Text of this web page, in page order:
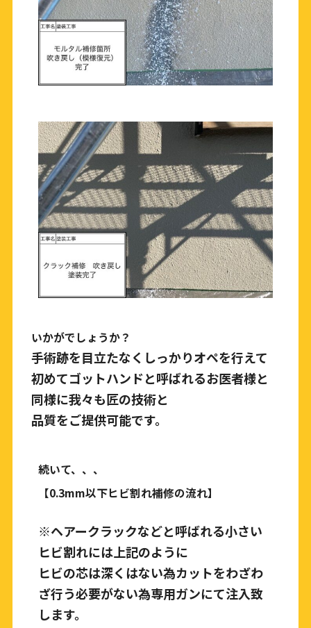
いかがでしょうか？
手術跡を目立たなくしっかりオペを行えて
初めてゴットハンドと呼ばれるお医者様と
同様に我々も匠の技術と
品質をご提供可能です。
続いて、、、
【0.3mm以下ヒビ割れ補修の流れ】
※ヘアークラックなどと呼ばれる小さい
ヒビ割れには上記のように
ヒビの芯は深くはない為カットをわざわ
ざ行う必要がない為専用ガンにて注入致
します。